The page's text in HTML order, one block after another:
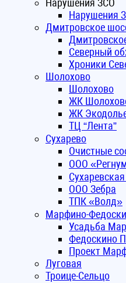
Нарушения ЗСО
Нарушения
Дмитровское
Северный
Хроники
Шолохово
Шолохово
ЖК
ЖК
ТЦ “Лента”
Сухарево
Очистные
ООО
ООО Зебра
ТПК «Волд»
Марфино-
Усадьба
Федоскино
Проект
Луговая
Троице-Сельцо